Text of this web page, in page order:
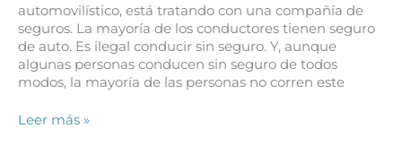
su
Accidente
Automovilístico
en
Houston?
automovilístico, está tratando con una compañía de
seguros. La mayoría de los conductores tienen seguro
de auto. Es ilegal conducir sin seguro. Y, aunque
algunas personas conducen sin seguro de todos
modos, la mayoría de las personas no corren este
¿Quién
Leer más »